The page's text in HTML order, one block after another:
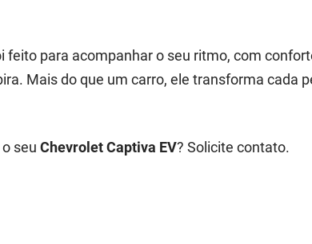
feito para acompanhar o seu ritmo, com
Mais do que um carro, ele transforma cada
o seuChevrolet Captiva EV? Solicite contato.